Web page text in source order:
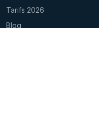
Tarifs 2026
Blog